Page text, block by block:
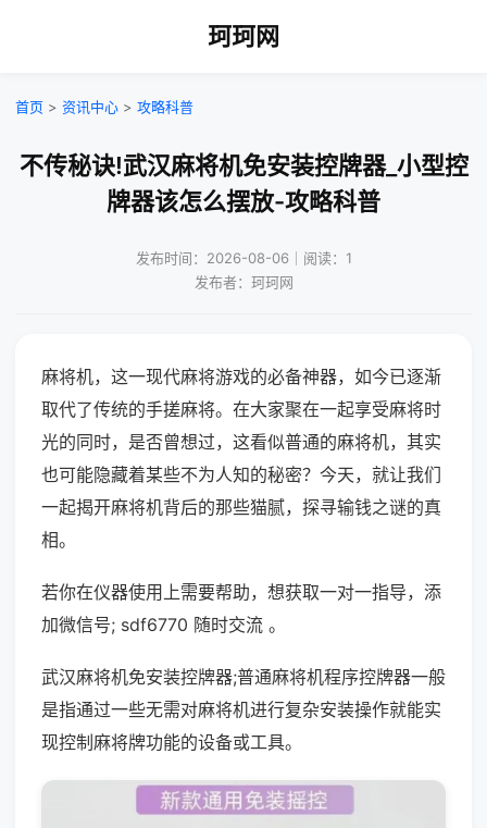
珂珂网
首页 > 资讯中心 > 攻略科普
不传秘诀!武汉麻将机免安装控牌器_小型控
牌器该怎么摆放-攻略科普
发布时间：2026-08-06｜阅读：1
发布者：珂珂网
麻将机，这一现代麻将游戏的必备神器，如今已逐渐
取代了传统的手搓麻将。在大家聚在一起享受麻将时
光的同时，是否曾想过，这看似普通的麻将机，其实
也可能隐藏着某些不为人知的秘密？今天，就让我们
一起揭开麻将机背后的那些猫腻，探寻输钱之谜的真
相。
若你在仪器使用上需要帮助，想获取一对一指导，添
加微信号; sdf6770 随时交流 。
武汉麻将机免安装控牌器;普通麻将机程序控牌器一般
是指通过一些无需对麻将机进行复杂安装操作就能实
现控制麻将牌功能的设备或工具。